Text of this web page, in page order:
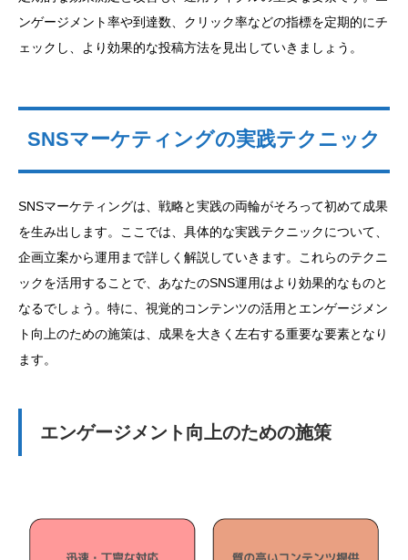
ンゲージメント率や到達数、クリック率などの指標を定期的にチ
ェックし、より効果的な投稿方法を見出していきましょう。
SNSマーケティングの実践テクニック
SNSマーケティングは、戦略と実践の両輪がそろって初めて成果
を生み出します。ここでは、具体的な実践テクニックについて、
企画立案から運用まで詳しく解説していきます。これらのテクニ
ックを活用することで、あなたのSNS運用はより効果的なものと
なるでしょう。特に、視覚的コンテンツの活用とエンゲージメン
ト向上のための施策は、成果を大きく左右する重要な要素となり
ます。
エンゲージメント向上のための施策